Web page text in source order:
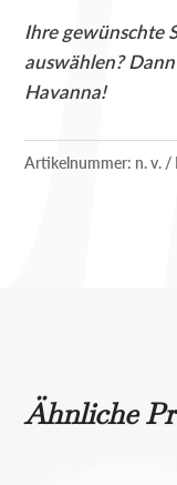
Ihre gewünschte
auswählen?
Havanna!
Artikelnummer: n. v.
Ähnliche